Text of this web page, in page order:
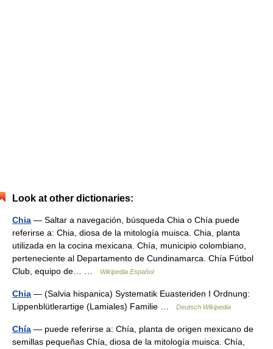
Look at other dictionaries:
Chia — Saltar a navegación, búsqueda Chia o Chía puede
referirse a: Chia, diosa de la mitología muisca. Chia, planta
utilizada en la cocina mexicana. Chía, municipio colombiano,
perteneciente al Departamento de Cundinamarca. Chía Fútbol
Club, equipo de… …
Wikipedia Español
Chia — (Salvia hispanica) Systematik Euasteriden I Ordnung:
Lippenblütlerartige (Lamiales) Familie …
Deutsch Wikipedia
Chía — puede referirse a: Chía, planta de origen mexicano de
semillas pequeñas Chía, diosa de la mitología muisca. Chía,